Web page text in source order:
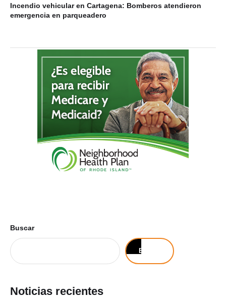
Incendio vehicular en Cartagena: Bomberos atendieron
emergencia en parqueadero
Buscar
Buscar
Noticias recientes